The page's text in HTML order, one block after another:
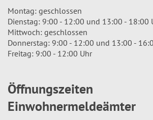
Montag: geschlossen
Dienstag: 9:00 - 12:00 und 13:00 - 18:00
Mittwoch: geschlossen
Donnerstag: 9:00 - 12:00 und 13:00 -
Freitag: 9:00 - 12:00 Uhr
Öffnungszeiten
Einwohnermeldeämter